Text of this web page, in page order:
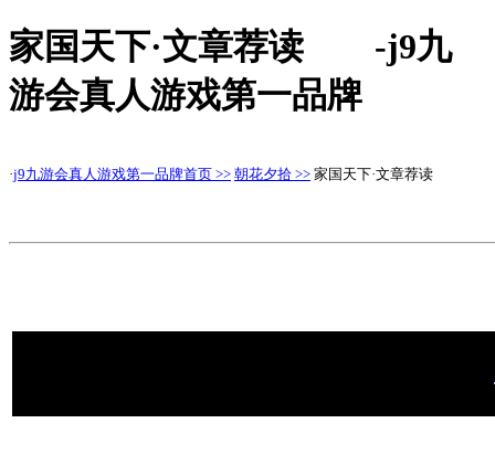
家国天下·文章荐读 -j9九
游会真人游戏第一品牌
·j9九游会真人游戏第一品牌首页 >> 朝花夕拾 >> 家国天下·文章荐读